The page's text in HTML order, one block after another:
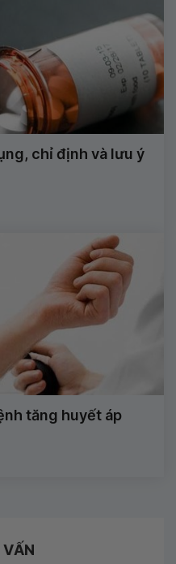
chỉ định và lưu ý
tăng huyết áp